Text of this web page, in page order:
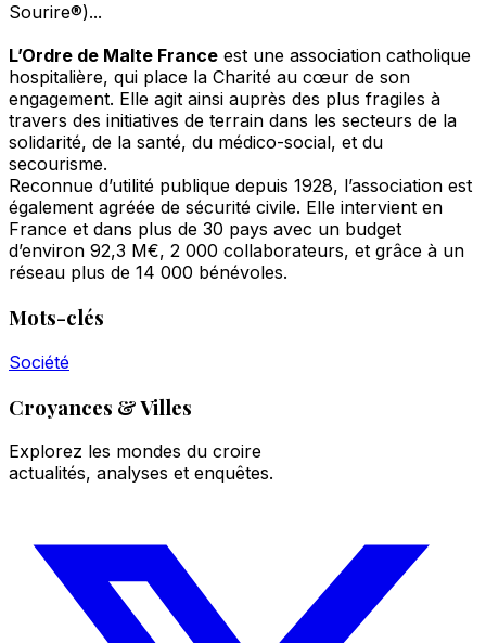
Sourire®)...
L’Ordre de Malte France est une association catholique
hospitalière, qui place la Charité au cœur de son
engagement. Elle agit ainsi auprès des plus fragiles à
travers des initiatives de terrain dans les secteurs de la
solidarité, de la santé, du médico-social, et du
secourisme.
Reconnue d’utilité publique depuis 1928, l’association est
également agréée de sécurité civile. Elle intervient en
France et dans plus de 30 pays avec un budget
d’environ 92,3 M€, 2 000 collaborateurs, et grâce à un
réseau plus de 14 000 bénévoles.
Mots-clés
Société
Croyances & Villes
Explorez les mondes du croire
actualités, analyses et enquêtes.